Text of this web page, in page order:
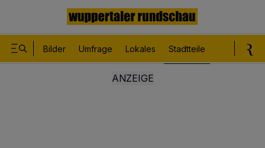
Bilder Umfrage Lokales Stadtteile